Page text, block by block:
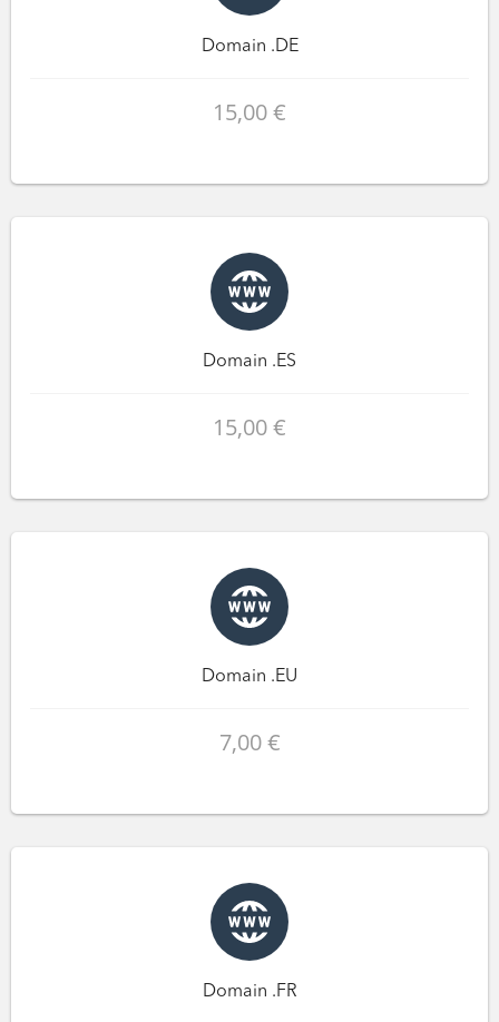
Domain .DE
15,00 €
Domain .ES
15,00 €
Domain .EU
7,00 €
Domain .FR